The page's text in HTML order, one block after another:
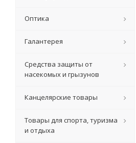
Оптика
Галантерея
Средства защиты от
насекомых и грызунов
Канцелярские товары
Товары для спорта, туризма
и отдыха